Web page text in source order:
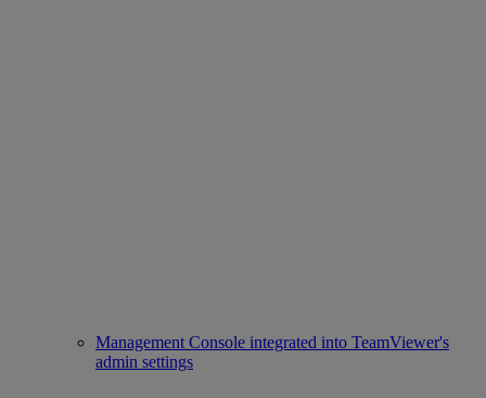
Management Console integrated into TeamViewer's
admin settings